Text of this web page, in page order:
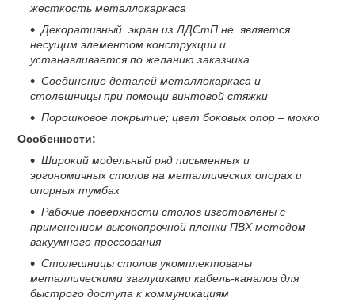
жесткость металлокаркаса
Декоративный экран из ЛДСтП не является
несущим элементом конструкции и
устанавливается по желанию заказчика
Соединение деталей металлокаркаса и
столешницы при помощи винтовой стяжки
Порошковое покрытие; цвет боковых опор – мокко
Особенности:
Широкий модельный ряд письменных и
эргономичных столов на металлических опорах и
опорных тумбах
Рабочие поверхности столов изготовлены с
применением высокопрочной пленки ПВХ методом
вакуумного прессования
Столешницы столов укомплектованы
металлическими заглушками кабель-каналов для
быстрого доступа к коммуникациям